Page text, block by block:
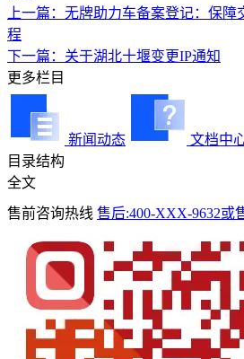
上一篇：无牌助力车备案登记：保
程
下一篇：关于湖北十堰变更IP通知
更多栏目
新闻动态 文档中
目录结构
全文
售前咨询热线 售后:400-XXX-9632或